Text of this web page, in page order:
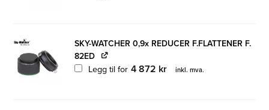
SKY-WATCHER 0,9x REDUCER F.FLATTENER F.
82ED
Legg til for 4 872 kr inkl. mva.